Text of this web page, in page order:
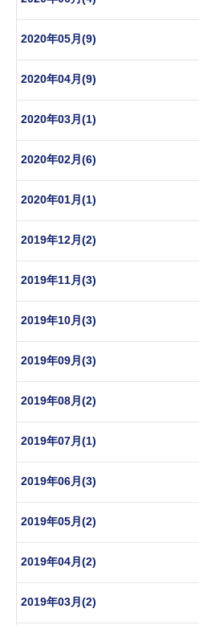
2020年05月(9)
2020年04月(9)
2020年03月(1)
2020年02月(6)
2020年01月(1)
2019年12月(2)
2019年11月(3)
2019年10月(3)
2019年09月(3)
2019年08月(2)
2019年07月(1)
2019年06月(3)
2019年05月(2)
2019年04月(2)
2019年03月(2)